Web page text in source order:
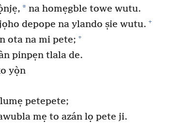
*na homẹgble towe wutu.
depope na ylando ṣie wutu. +
ota na mi pete; +
pinpẹn tlala de.
yọ̀n
petepete;
mẹ to azán lọ pete ji.